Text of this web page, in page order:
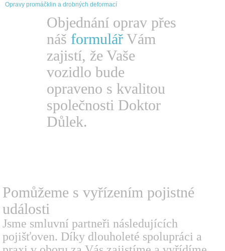
Opravy promáčklin a drobných deformací
Objednání oprav přes
náš formulářVám
zajistí, že Vaše
vozidlo bude
opraveno s kvalitou
společnosti Doktor
Důlek.
Pomůžeme s vyřízením pojistné
události
Jsme smluvní partneři následujících
pojišťoven. Díky dlouholeté spolupráci a